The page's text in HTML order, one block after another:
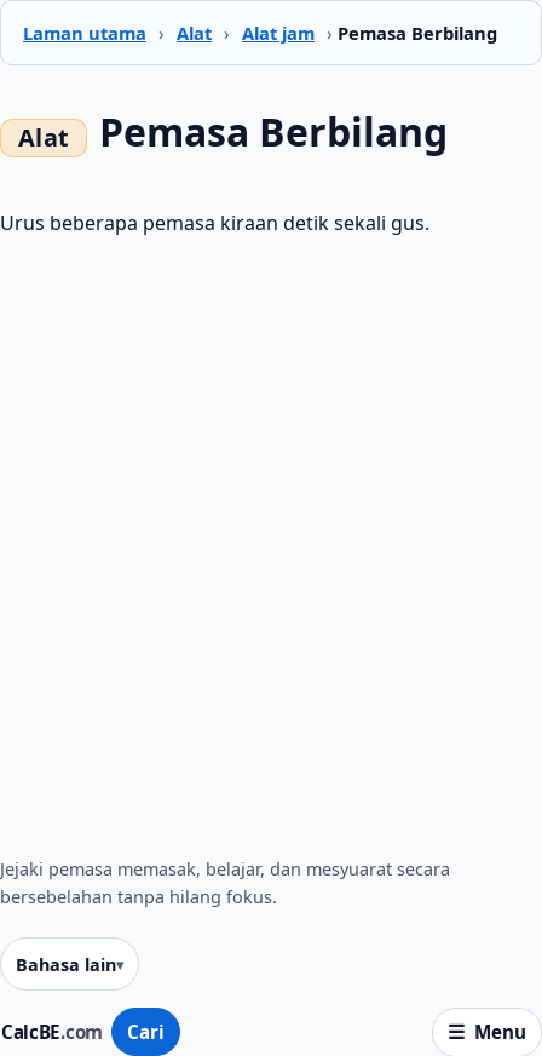
Laman utama › Alat › Alat jam › Pemasa Berbilang
CalcBE.com Cari Menu
Pemasa Berbilang
Urus beberapa pemasa kiraan detik sekali gus.
Jejaki pemasa memasak, belajar, dan mesyuarat secara
bersebelahan tanpa hilang fokus.
Bahasa lain